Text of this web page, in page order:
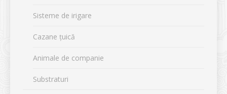
Sisteme de irigare
Cazane țuică
Animale de companie
Substraturi